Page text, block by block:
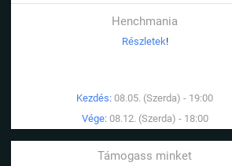
Henchmania
Részletek!
Kezdés: 08.05. (Szerda) - 19:00
Vége: 08.12. (Szerda) - 18:00
Támogass minket